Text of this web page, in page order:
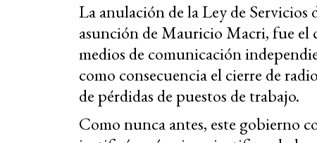
La anulación de la Ley de
asunción de Mauricio Macri, fue el
medios de comunicación
como consecuencia el cierre de
de pérdidas de puestos de trabajo.
Como nunca antes, este gobierno